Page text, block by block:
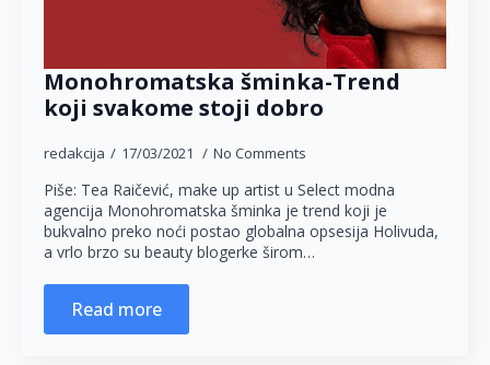
Monohromatska šminka-Trend
koji svakome stoji dobro
redakcija 17/03/2021 No Comments
Piše: Tea Raičević, make up artist u Select modna
agencija Monohromatska šminka je trend koji je
bukvalno preko noći postao globalna opsesija Holivuda,
a vrlo brzo su beauty blogerke širom…
Read more